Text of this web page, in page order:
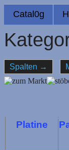
Catal0g
Spalten →
Platine